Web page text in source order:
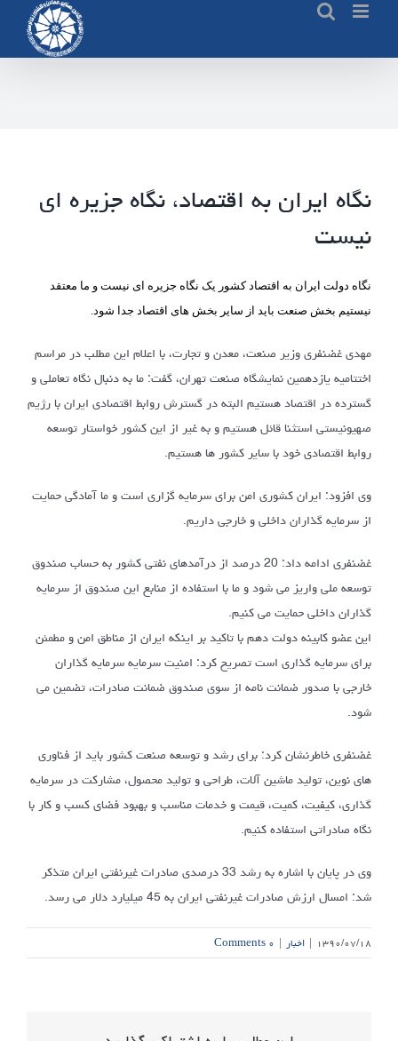
content
نگاه ایران به اقتصاد، نگاه جزیره ای
نیست
نگاه دولت ایران به اقتصاد کشور یک نگاه جزیره ای نیست و ما معتقد
نیستیم بخش صنعت باید از سایر بخش های اقتصاد جدا شود.
مهدی غضنفری وزیر صنعت، معدن و تجارت، با اعلام این مطلب در مراسم
اختتامیه یازدهمین نمایشگاه صنعت تهران، گفت: ما به دنبال نگاه تعاملی و
گسترده در اقتصاد هستیم البته در گسترش روابط اقتصادی ایران با رژیم
صهیونیستی استثنا قائل هستیم و به غیر از این کشور خواستار توسعه
روابط اقتصادی خود با سایر کشور ها هستیم.
وی افزود: ایران کشوری امن برای سرمایه گزاری است و ما آمادگی حمایت
از سرمایه گذاران داخلی و خارجی داریم.
غضنفری ادامه داد: 20 درصد از درآمدهای نفتی کشور به حساب صندوق
توسعه ملی واریز می شود و ما با استفاده از منابع این صندوق از سرمایه
گذاران داخلی حمایت می کنیم.
این عضو کابینه دولت دهم با تاکید بر اینکه ایران از مناطق امن و مطمئن
برای سرمایه گذاری است تصریح کرد: امنیت سرمایه سرمایه گذاران
خارجی با صدور ضمانت نامه از سوی صندوق ضمانت صادرات، تضمین می
شود.
غضنفری خاطرنشان کرد: برای رشد و توسعه صنعت کشور باید از فناوری
های نوین، تولید ماشین آلات، طراحی و تولید محصول، مشارکت در سرمایه
گذاری، کیفیت، کمیت، قیمت و خدمات مناسب و بهبود فضای کسب و کار با
نگاه صادراتی استفاده کنیم.
وی در پایان با اشاره به رشد 33 درصدی صادرات غیرنفتی ایران متذکر
شد: امسال ارزش صادرات غیرنفتی ایران به 45 میلیارد دلار می رسد.
۱۳۹۰/۰۷/۱۸ | اخبار | ۰ Comments